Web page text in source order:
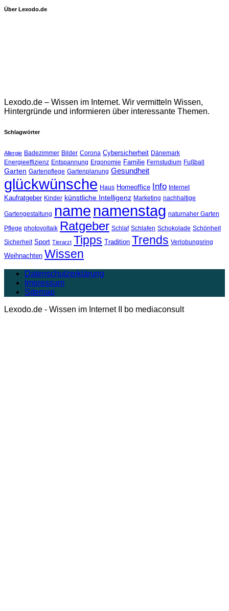
Über Lexodo.de
Lexodo.de – Wissen im Internet. Wir vermitteln Wissen,
Hintergründe und informieren über interessante Themen.
Schlagwörter
Allergie Badezimmer Bilder Corona Cybersicherheit Dänemark
Energieeffizienz Entspannung Ergonomie Familie Fernstudium Fußball
Garten Gartenpflege Gartenplanung Gesundheit
glückwünsche Haus Homeoffice Info Internet
Kaufratgeber Kinder künstliche Intelligenz Marketing nachhaltige
Gartengestaltung name namenstag naturnaher Garten
Pflege photovoltaik Ratgeber Schlaf Schlafen Schokolade Schönheit
Sicherheit Sport Tierarzt Tipps Tradition Trends Verlobungsring
Weihnachten Wissen
Datenschutzerklärung
Impressum
Sitemap
Lexodo.de - Wissen im Internet II bo mediaconsult